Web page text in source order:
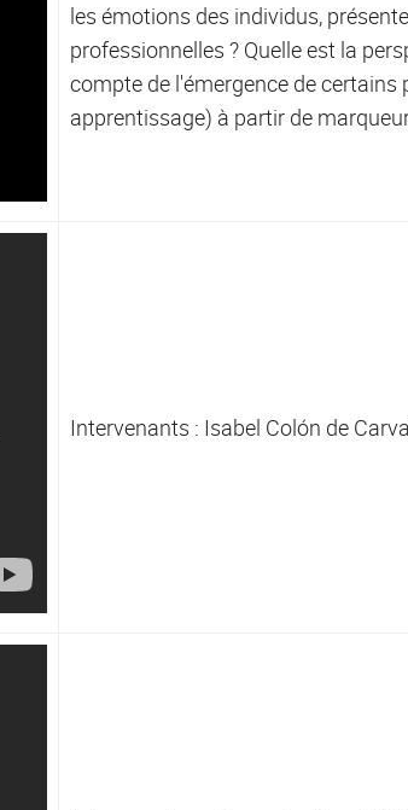
les émotions des individus,
professionnelles ? Quelle est la
compte de l'émergence de
apprentissage) à partir de
Intervenants : Isabel Colón de